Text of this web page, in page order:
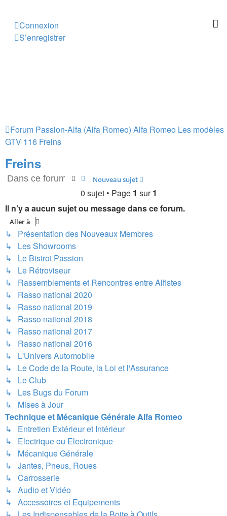
Connexion
S’enregistrer
Forum Passion-Alfa (Alfa Romeo) Alfa Romeo Les modèles
GTV 116 Freins
Freins
Nouveau sujet
Rechercher
Recherche avancée
0 sujet • Page 1 sur1
Il n’y a aucun sujet ou message dans ce forum.
Aller à
↳ Présentation des Nouveaux Membres
↳ Les Showrooms
↳ Le Bistrot Passion
↳ Le Rétroviseur
↳ Rassemblements et Rencontres entre Alfistes
↳ Rasso national 2020
↳ Rasso national 2019
↳ Rasso national 2018
↳ Rasso national 2017
↳ Rasso national 2016
↳ L'Univers Automobile
↳ Le Code de la Route, la Loi et l'Assurance
↳ Le Club
↳ Les Bugs du Forum
↳ Mises à Jour
Technique et Mécanique Générale Alfa Romeo
↳ Entretien Extérieur et Intérieur
↳ Electrique ou Electronique
↳ Mécanique Générale
↳ Jantes, Pneus, Roues
↳ Carrosserie
↳ Audio et Vidéo
↳ Accessoires et Equipements